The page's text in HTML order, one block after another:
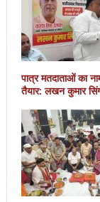
पात्र मतदाताओं का
तैयार: लखन कुमार